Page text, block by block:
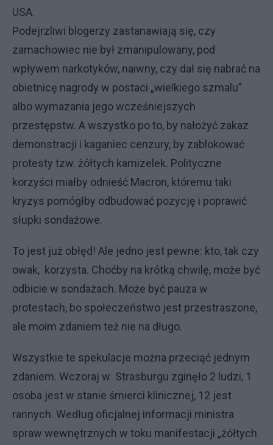
USA.
Podejrzliwi blogerzy zastanawiają się, czy
zamachowiec nie był zmanipulowany, pod
wpływem narkotyków, naiwny, czy dał się nabrać na
obietnicę nagrody w postaci „wielkiego szmalu”
albo wymazania jego wcześniejszych
przestępstw. A wszystko po to, by nałożyć zakaz
demonstracji i kaganiec cenzury, by zablokować
protesty tzw. żółtych kamizelek. Polityczne
korzyści miałby odnieść Macron, któremu taki
kryzys pomógłby odbudować pozycję i poprawić
słupki sondażowe.
To jest już obłęd! Ale jedno jest pewne: kto, tak czy
owak, korzysta. Choćby na krótką chwilę, może być
odbicie w sondażach. Może być pauza w
protestach, bo społeczeństwo jest przestraszone,
ale moim zdaniem też nie na długo.
Wszystkie te spekulacje można przeciąć jednym
zdaniem. Wczoraj w Strasburgu zginęło 2 ludzi, 1
osoba jest w stanie śmierci klinicznej, 12 jest
rannych. Według oficjalnej informacji ministra
spraw wewnętrznych w toku manifestacji „żółtych